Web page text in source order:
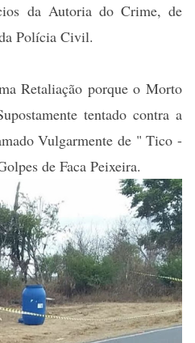
da Autoria do Crime, de
Polícia Civil.
Retaliação porque o Morto
tentado contra a
Vulgarmente de " Tico -
de Faca Peixeira.